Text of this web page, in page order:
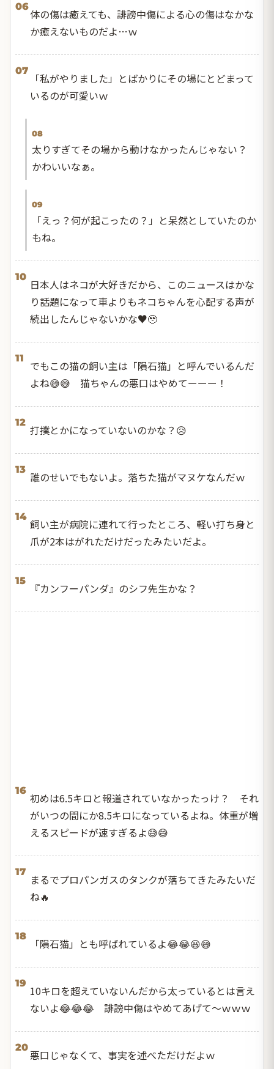
06
体の傷は癒えても、誹謗中傷による心の傷はなかな
か癒えないものだよ…ｗ
07
「私がやりました」とばかりにその場にとどまって
いるのが可愛いｗ
08
太りすぎてその場から動けなかったんじゃない？
かわいいなぁ。
09
「えっ？何が起こったの？」と呆然としていたのか
もね。
10
日本人はネコが大好きだから、このニュースはかな
り話題になって車よりもネコちゃんを心配する声が
続出したんじゃないかな♥️🥹
11
でもこの猫の飼い主は「隕石猫」と呼んでいるんだ
よね😅😅 猫ちゃんの悪口はやめてーーー！
12
打撲とかになっていないのかな？😥
13
誰のせいでもないよ。落ちた猫がマヌケなんだｗ
14
飼い主が病院に連れて行ったところ、軽い打ち身と
爪が2本はがれただけだったみたいだよ。
15
『カンフーパンダ』のシフ先生かな？
16
初めは6.5キロと報道されていなかったっけ？ それ
がいつの間にか8.5キロになっているよね。体重が増
えるスピードが速すぎるよ😅😅
17
まるでプロパンガスのタンクが落ちてきたみたいだ
ね🔥
18
「隕石猫」とも呼ばれているよ😂😂😆😅
19
10キロを超えていないんだから太っているとは言え
ないよ😂😂😂 誹謗中傷はやめてあげて～ｗｗｗ
20
悪口じゃなくて、事実を述べただけだよｗ